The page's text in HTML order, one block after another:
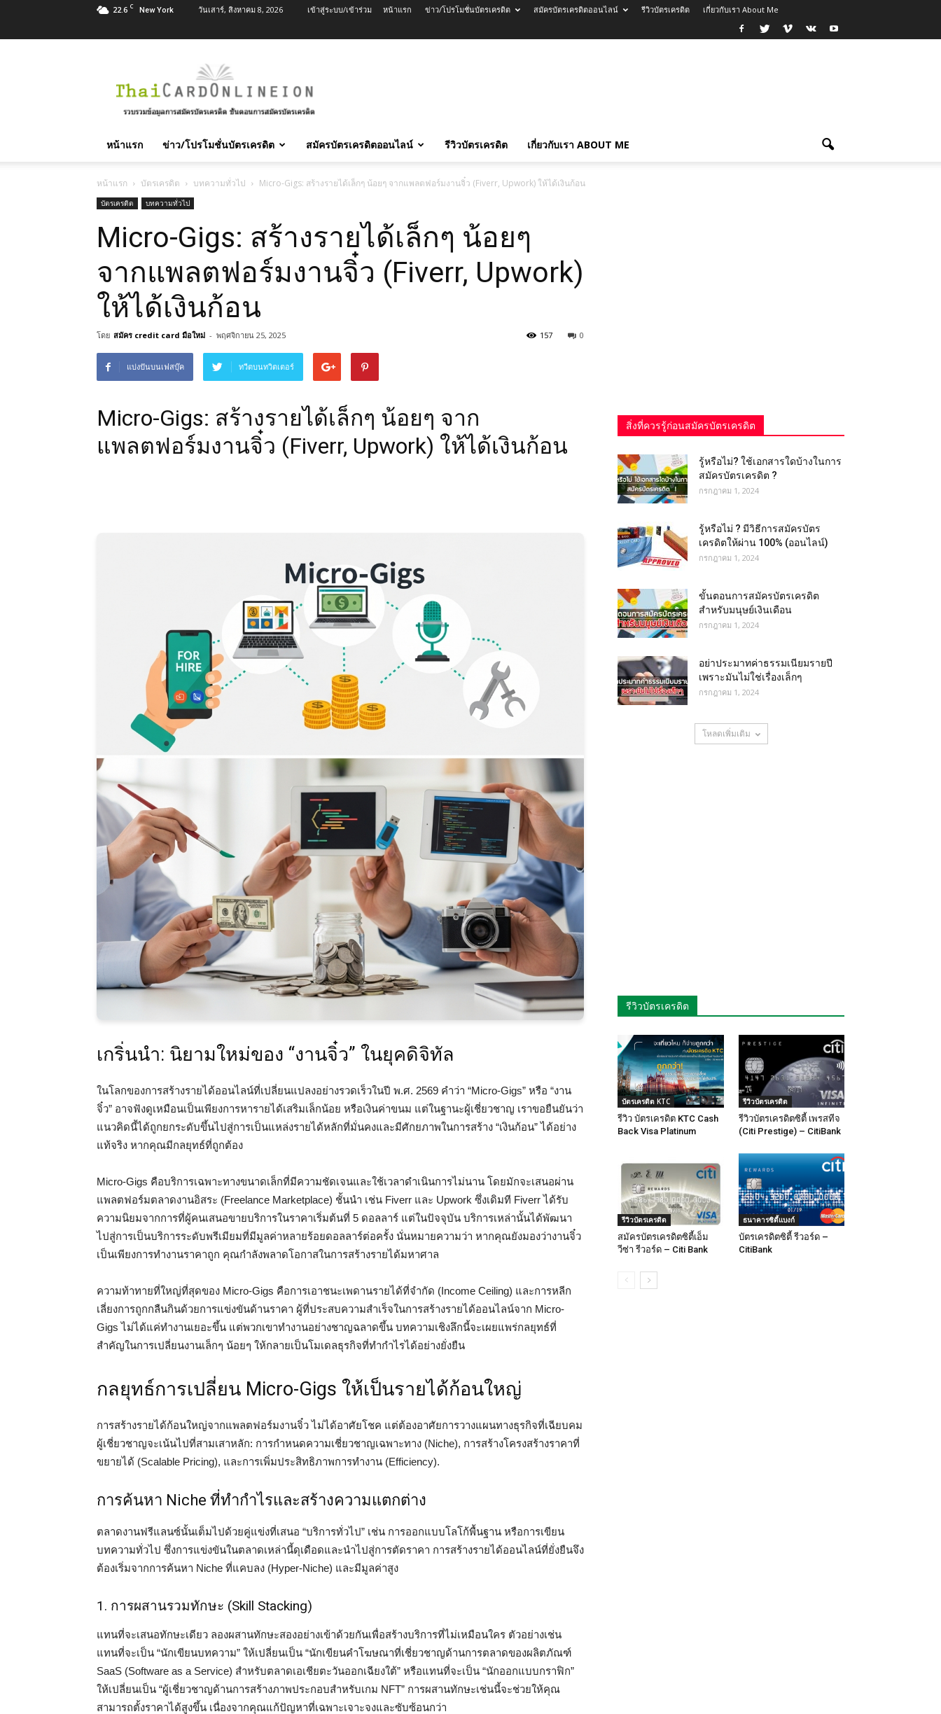
22.6 C New York วันเสาร์, สิงหาคม 8, 2026 เข้าสู่ระบบ/เข้าร่วม หน้าแรก ข่าว/โปรโมชั่นบัตรเครดิต สมัครบัตรเครดิตออนไลน์ รีวิวบัตรเครดิต เกี่ยวกับเรา About Me
เครดิต
บัตร
เงินสด
เชื่อ
บุคคล
ทุก
อนุมัติ
บริการ
ฟรี
หน้าแรก ข่าว/โปรโมชั่นบัตรเครดิต สมัครบัตรเครดิตออนไลน์ รีวิวบัตรเครดิต เกี่ยวกับเรา ABOUT ME
หน้าแรก บัตรเครดิต บทความทั่วไป Micro-Gigs: สร้างรายได้เล็กๆ น้อยๆ จากแพลตฟอร์มงานจิ๋ว (Fiverr, Upwork) ให้ได้เงินก้อน
บัตรเครดิต บทความทั่วไป
Micro-Gigs: สร้างรายได้เล็กๆ น้อยๆ
จากแพลตฟอร์มงานจิ๋ว (Fiverr, Upwork)
ให้ได้เงินก้อน
โดย สมัคร credit card มือใหม่ - พฤศจิกายน 25, 2025 0
157
แบ่งปันบนเฟสบุ๊ค ทวีตบนทวิตเตอร์
Micro-Gigs: สร้างรายได้เล็กๆ น้อยๆ จาก
แพลตฟอร์มงานจิ๋ว (Fiverr, Upwork) ให้ได้เงินก้อน
เกริ่นนำ: นิยามใหม่ของ “งานจิ๋ว” ในยุคดิจิทัล
ในโลกของการสร้างรายได้ออนไลน์ที่เปลี่ยนแปลงอย่างรวดเร็วในปี พ.ศ. 2569 คำว่า “Micro-Gigs” หรือ “งาน
จิ๋ว” อาจฟังดูเหมือนเป็นเพียงการหารายได้เสริมเล็กน้อย หรือเงินค่าขนม แต่ในฐานะผู้เชี่ยวชาญ เราขอยืนยันว่า
แนวคิดนี้ได้ถูกยกระดับขึ้นไปสู่การเป็นแหล่งรายได้หลักที่มั่นคงและมีศักยภาพในการสร้าง “เงินก้อน” ได้อย่าง
แท้จริง หากคุณมีกลยุทธ์ที่ถูกต้อง
Micro-Gigs คือบริการเฉพาะทางขนาดเล็กที่มีความชัดเจนและใช้เวลาดำเนินการไม่นาน โดยมักจะเสนอผ่าน
แพลตฟอร์มตลาดงานอิสระ (Freelance Marketplace) ชั้นนำ เช่น Fiverr และ Upwork ซึ่งเดิมที Fiverr ได้รับ
ความนิยมจากการที่ผู้คนเสนอขายบริการในราคาเริ่มต้นที่ 5 ดอลลาร์ แต่ในปัจจุบัน บริการเหล่านั้นได้พัฒนา
ไปสู่การเป็นบริการระดับพรีเมียมที่มีมูลค่าหลายร้อยดอลลาร์ต่อครั้ง นั่นหมายความว่า หากคุณยังมองว่างานจิ๋ว
เป็นเพียงการทำงานราคาถูก คุณกำลังพลาดโอกาสในการสร้างรายได้มหาศาล
ความท้าทายที่ใหญ่ที่สุดของ Micro-Gigs คือการเอาชนะเพดานรายได้ที่จำกัด (Income Ceiling) และการหลีก
เลี่ยงการถูกกลืนกินด้วยการแข่งขันด้านราคา ผู้ที่ประสบความสำเร็จในการสร้างรายได้ออนไลน์จาก Micro-
Gigs ไม่ได้แค่ทำงานเยอะขึ้น แต่พวกเขาทำงานอย่างชาญฉลาดขึ้น บทความเชิงลึกนี้จะเผยแพร่กลยุทธ์ที่
สำคัญในการเปลี่ยนงานเล็กๆ น้อยๆ ให้กลายเป็นโมเดลธุรกิจที่ทำกำไรได้อย่างยั่งยืน
กลยุทธ์การเปลี่ยน Micro-Gigs ให้เป็นรายได้ก้อนใหญ่
การสร้างรายได้ก้อนใหญ่จากแพลตฟอร์มงานจิ๋ว ไม่ได้อาศัยโชค แต่ต้องอาศัยการวางแผนทางธุรกิจที่เฉียบคม
ผู้เชี่ยวชาญจะเน้นไปที่สามเสาหลัก: การกำหนดความเชี่ยวชาญเฉพาะทาง (Niche), การสร้างโครงสร้างราคาที่
ขยายได้ (Scalable Pricing), และการเพิ่มประสิทธิภาพการทำงาน (Efficiency).
การค้นหา Niche ที่ทำกำไรและสร้างความแตกต่าง
ตลาดงานฟรีแลนซ์นั้นเต็มไปด้วยคู่แข่งที่เสนอ “บริการทั่วไป” เช่น การออกแบบโลโก้พื้นฐาน หรือการเขียน
บทความทั่วไป ซึ่งการแข่งขันในตลาดเหล่านี้ดุเดือดและนำไปสู่การตัดราคา การสร้างรายได้ออนไลน์ที่ยั่งยืนจึง
ต้องเริ่มจากการค้นหา Niche ที่แคบลง (Hyper-Niche) และมีมูลค่าสูง
1. การผสานรวมทักษะ (Skill Stacking)
แทนที่จะเสนอทักษะเดียว ลองผสานทักษะสองอย่างเข้าด้วยกันเพื่อสร้างบริการที่ไม่เหมือนใคร ตัวอย่างเช่น
แทนที่จะเป็น “นักเขียนบทความ” ให้เปลี่ยนเป็น “นักเขียนคำโฆษณาที่เชี่ยวชาญด้านการตลาดของผลิตภัณฑ์
SaaS (Software as a Service) สำหรับตลาดเอเชียตะวันออกเฉียงใต้” หรือแทนที่จะเป็น “นักออกแบบกราฟิก”
ให้เปลี่ยนเป็น “ผู้เชี่ยวชาญด้านการสร้างภาพประกอบสำหรับเกม NFT” การผสานทักษะเช่นนี้จะช่วยให้คุณ
สามารถตั้งราคาได้สูงขึ้น เนื่องจากคุณแก้ปัญหาที่เฉพาะเจาะจงและซับซ้อนกว่า
สิ่งที่ควรรู้ก่อนสมัครบัตรเครดิต
รู้หรือไม่? ใช้เอกสารใดบ้างในการ
สมัครบัตรเครดิต ?
กรกฎาคม 1, 2024
รู้หรือไม่ ? มีวิธีการสมัครบัตร
เครดิตให้ผ่าน 100% (ออนไลน์)
กรกฎาคม 1, 2024
ขั้นตอนการสมัครบัตรเครดิต
สำหรับมนุษย์เงินเดือน
กรกฎาคม 1, 2024
อย่าประมาทค่าธรรมเนียมรายปี
เพราะมันไม่ใช่เรื่องเล็กๆ
กรกฎาคม 1, 2024
โหลดเพิ่มเติม
รีวิวบัตรเครดิต
บัตรเครดิต KTC
รีวิว บัตรเครดิต KTC Cash
Back Visa Platinum
รีวิวบัตรเครดิต
รีวิวบัตรเครดิตซิตี้ เพรสทีจ
(Citi Prestige) – CitiBank
รีวิวบัตรเครดิต
สมัครบัตรเครดิตซิตี้เอ็ม
วีซ่า รีวอร์ด – Citi Bank
ธนาคารซิตี้แบงก์
บัตรเครดิตซิตี้ รีวอร์ด –
CitiBank